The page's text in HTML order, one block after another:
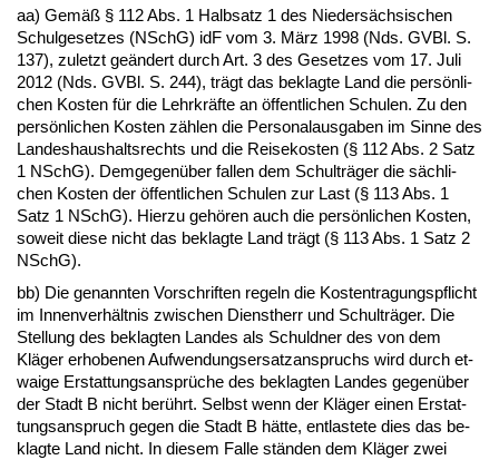
aa) Gemäß § 112 Abs. 1 Halb­satz 1 des Nie­dersäch­si­schen
Schul­ge­set­zes (NSchG) idF vom 3. März 1998 (Nds. GVBl. S.
137), zu­letzt geändert durch Art. 3 des Ge­set­zes vom 17. Ju­li
2012 (Nds. GVBl. S. 244), trägt das be­klag­te Land die persönli­
chen Kos­ten für die Lehr­kräfte an öffent­li­chen Schu­len. Zu den
persönli­chen Kos­ten zählen die Per­so­nal­aus­ga­ben im Sin­ne des
Lan­des­haus­halts­rechts und die Rei­se­kos­ten (§ 112 Abs. 2 Satz
1 NSchG). Dem­ge­genüber fal­len dem Schulträger die sächli­
chen Kos­ten der öffent­li­chen Schu­len zur Last (§ 113 Abs. 1
Satz 1 NSchG). Hier­zu gehören auch die persönli­chen Kos­ten,
so­weit die­se nicht das be­klag­te Land trägt (§ 113 Abs. 1 Satz 2
NSchG).
bb) Die ge­nann­ten Vor­schrif­ten re­geln die Kos­ten­tra­gungs­pflicht
im In­nen­verhält­nis zwi­schen Dienst­herr und Schulträger. Die
Stel­lung des be­klag­ten Lan­des als Schuld­ner des von dem
Kläger er­ho­be­nen Auf­wen­dungs­er­satz­an­spruchs wird durch et­
wai­ge Er­stat­tungs­ansprüche des be­klag­ten Lan­des ge­genüber
der Stadt B nicht berührt. Selbst wenn der Kläger ei­nen Er­stat­
tungs­an­spruch ge­gen die Stadt B hätte, ent­las­te­te dies das be­
klag­te Land nicht. In die­sem Fal­le ständen dem Kläger zwei